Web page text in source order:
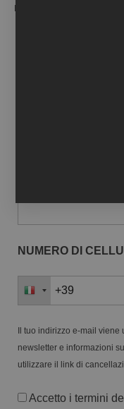
novità della galleria.
NUMERO DI
Il tuo indirizzo e-mail
newsletter e informazioni
utilizzare il link di
Accetto i termini